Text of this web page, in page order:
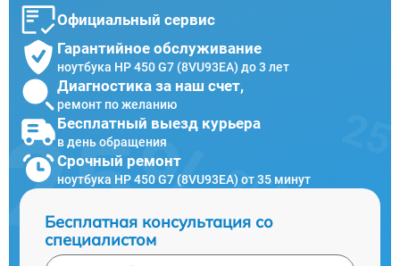
Официальный сервис
Гарантийное обслуживание
ноутбука HP 450 G7 (8VU93EA) до 3 лет
Диагностика за наш счет,
ремонт по желанию
Бесплатный выезд курьера
в день обращения
Срочный ремонт
ноутбука HP 450 G7 (8VU93EA) от 35 минут
Бесплатная консультация со
специалистом